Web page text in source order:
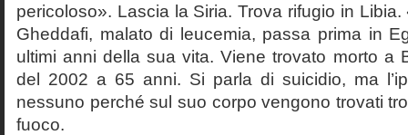
pericoloso». Lascia la Siria. Trova rifugio in
Gheddafi, malato di leucemia, passa prima in
ultimi anni della sua vita. Viene trovato morto a
del 2002 a 65 anni. Si parla di suicidio, ma
nessuno perché sul suo corpo vengono trovati
fuoco.